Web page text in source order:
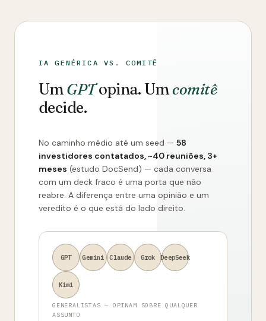
IA GENÉRICA VS. COMITÊ
UmGPTopina. Umcomitê
decide.
No caminho médio até um seed — 58
investidores contatados, ~40 reuniões, 3+
meses (estudo DocSend) — cada conversa
com um deck fraco é uma porta que não
reabre. A diferença entre uma opinião e um
veredito é o que está do lado direito.
GPT Gemini Claude Grok DeepSeek
Kimi
GENERALISTAS — OPINAM SOBRE QUALQUER
ASSUNTO